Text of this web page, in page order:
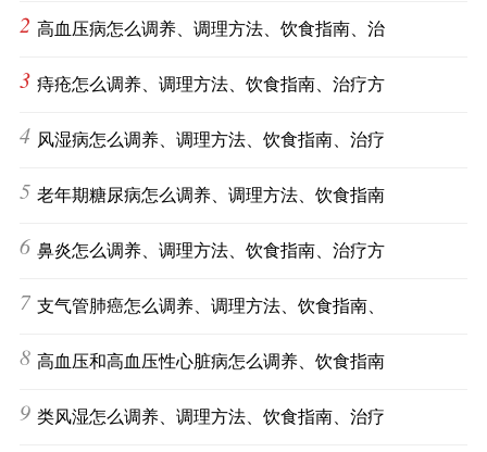
2 高血压病怎么调养、调理方法、饮食指南、治
3 痔疮怎么调养、调理方法、饮食指南、治疗方
4 风湿病怎么调养、调理方法、饮食指南、治疗
5 老年期糖尿病怎么调养、调理方法、饮食指南
6 鼻炎怎么调养、调理方法、饮食指南、治疗方
7 支气管肺癌怎么调养、调理方法、饮食指南、
8 高血压和高血压性心脏病怎么调养、饮食指南
9 类风湿怎么调养、调理方法、饮食指南、治疗